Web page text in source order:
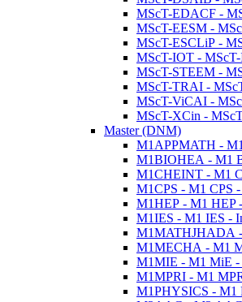
MScT-EDACF -
MScT-EESM -
MScT-ESCLiP -
MScT-IOT - MScT-
MScT-STEEM -
MScT-TRAI -
MScT-ViCAI -
MScT-XCin -
Master (DNM)
M1APPMATH - M1
M1BIOHEA - M1
M1CHEINT - M1
M1CPS - M1 CPS
M1HEP - M1 HEP
M1IES - M1 IES -
M1MATHJHADA -
M1MECHA - M1
M1MIE - M1 MiE -
M1MPRI - M1
M1PHYSICS - M1